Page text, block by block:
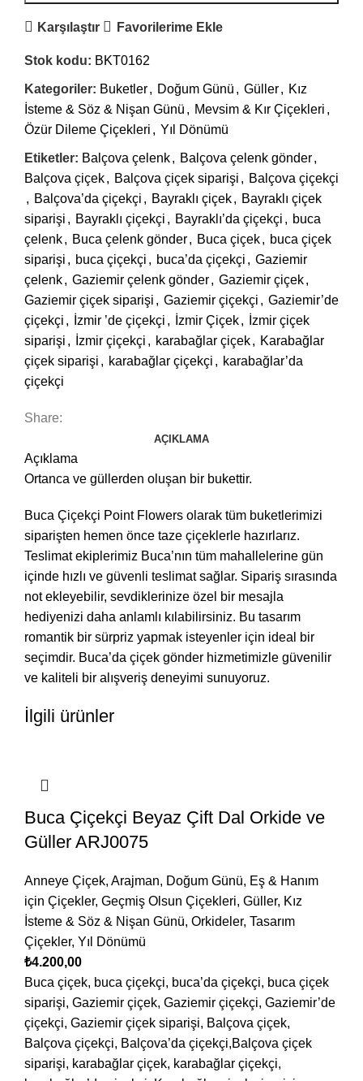
Karşılaştır Favorilerime Ekle
Stok kodu: BKT0162
Kategoriler: Buketler, Doğum Günü , Güller, Kız
İsteme & Söz & Nişan Günü , Mevsim & Kır Çiçekleri ,
Özür Dileme Çiçekleri , Yıl Dönümü
Etiketler: Balçova çelenk, Balçova çelenk gönder,
Balçova çiçek, Balçova çiçek siparişi , Balçova çiçekçi
, Balçova’da çiçekçi , Bayraklı çiçek, Bayraklı çiçek
siparişi , Bayraklı çiçekçi , Bayraklı’da çiçekçi , buca
çelenk, Buca çelenk gönder, Buca çiçek, buca çiçek
siparişi , buca çiçekçi , buca’da çiçekçi , Gaziemir
çelenk, Gaziemir çelenk gönder, Gaziemir çiçek,
Gaziemir çiçek siparişi , Gaziemir çiçekçi , Gaziemir’de
çiçekçi , İzmir ’de çiçekçi , İzmir Çiçek,
İzmir çiçek
siparişi , İzmir çiçekçi , karabağlar çiçek, Karabağlar
çiçek siparişi , karabağlar çiçekçi , karabağlar’da
çiçekçi
Share:
AÇIKLAMA
Açıklama
Ortanca ve güllerden oluşan bir bukettir.
Buca Çiçekçi Point Flowers olarak tüm buketlerimizi
siparişten hemen önce taze çiçeklerle hazırlarız.
Teslimat ekiplerimiz Buca’nın tüm mahallelerine gün
içinde hızlı ve güvenli teslimat sağlar. Sipariş sırasında
not ekleyebilir, sevdiklerinize özel bir mesajla
hediyenizi daha anlamlı kılabilirsiniz. Bu tasarım
romantik bir sürpriz yapmak isteyenler için ideal bir
seçimdir. Buca’da çiçek gönder hizmetimizle güvenilir
ve kaliteli bir alışveriş deneyimi sunuyoruz.
İlgili ürünler
Buca Çiçekçi Beyaz Çift Dal Orkide ve
Güller ARJ0075
Anneye Çiçek, Arajman, Doğum Günü, Eş & Hanım
için Çiçekler, Geçmiş Olsun Çiçekleri, Güller, Kız
İsteme & Söz & Nişan Günü, Orkideler, Tasarım
Çiçekler, Yıl Dönümü
₺4.200,00
Buca çiçek, buca çiçekçi, buca’da çiçekçi, buca çiçek
siparişi, Gaziemir çiçek, Gaziemir çiçekçi, Gaziemir’de
çiçekçi, Gaziemir çiçek siparişi, Balçova çiçek,
Balçova çiçekçi, Balçova’da çiçekçi,Balçova çiçek
siparişi, karabağlar çiçek, karabağlar çiçekçi,